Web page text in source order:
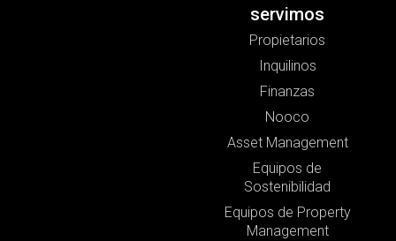
servimos
Propietarios
Inquilinos
Finanzas
Nooco
Asset Management
Equipos de
Sostenibilidad
Equipos de Property
Management